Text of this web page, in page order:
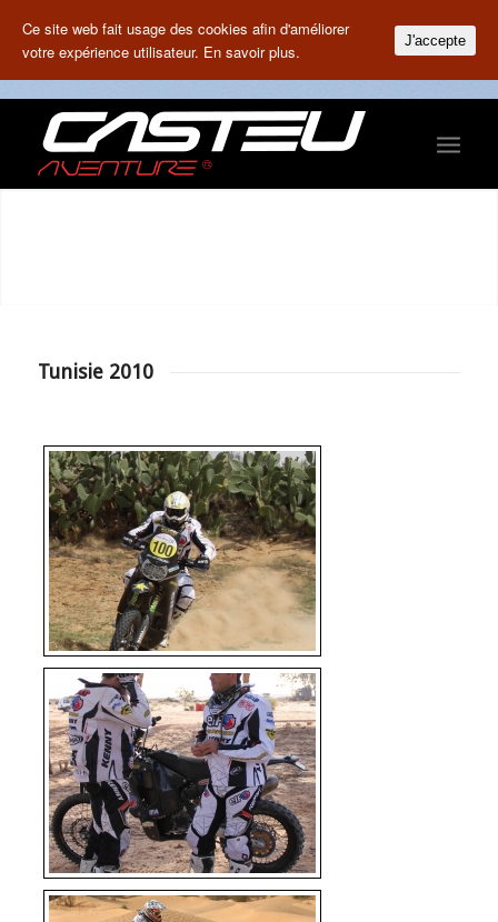
Tunisie 2010
Ce site web fait usage des cookies afin d'améliorer
votre expérience utilisateur. En savoir plus.
J'accepte